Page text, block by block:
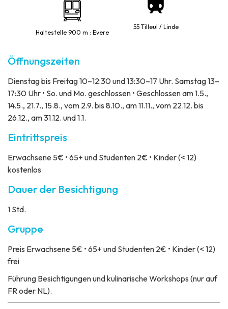
Haltestelle 900 m : Evere
55 Tilleul / Linde
Öffnungszeiten
Dienstag bis Freitag 10–12:30 und 13:30–17 Uhr. Samstag 13–
17:30 Uhr • So. und Mo. geschlossen • Geschlossen am 1.5.,
14.5., 21.7., 15.8., vom 2.9. bis 8.10., am 11.11., vom 22.12. bis
26.12., am 31.12. und 1.1.
Eintrittspreis
Erwachsene 5€ • 65+ und Studenten 2€ • Kinder (< 12)
kostenlos
Dauer der Besichtigung
1 Std.
Gruppe
Preis Erwachsene 5€ • 65+ und Studenten 2€ • Kinder (< 12)
frei
Führung Besichtigungen und kulinarische Workshops (nur auf
FR oder NL).